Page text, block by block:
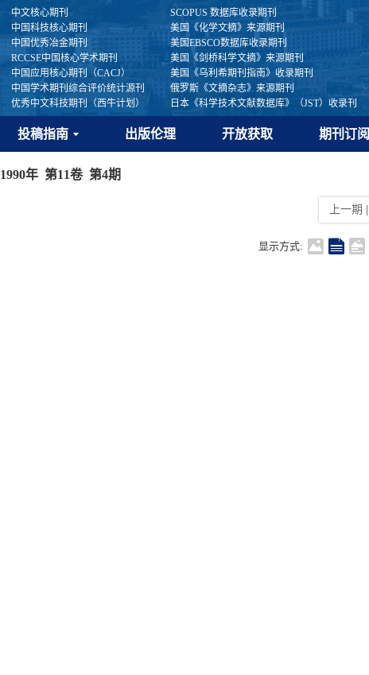
中文核心期刊
SCOPUS 数据库收录期刊
中国科技核心期刊
美国《化学文摘》来源期刊
中国优秀冶金期刊
美国EBSCO数据库收录期刊
RCCSE中国核心学术期刊
美国《剑桥科学文摘》来源期刊
中国应用核心期刊（CACJ）
美国《乌利希期刊指南》收录期刊
中国学术期刊综合评价统计源刊
俄罗斯《文摘杂志》来源期刊
优秀中文科技期刊（西牛计划）
日本《科学技术文献数据库》（JST）收录刊
投稿指南 出版伦理 开放获取 期刊订阅
1990年 第11卷 第4期
上一期
显示方式: